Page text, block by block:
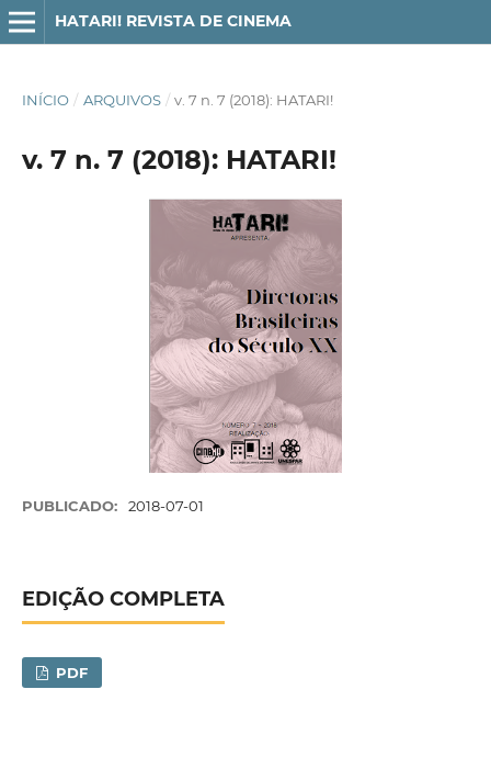
HATARI! REVISTA DE CINEMA
INÍCIO / ARQUIVOS / v. 7 n. 7 (2018): HATARI!
v. 7 n. 7 (2018): HATARI!
PUBLICADO: 2018-07-01
EDIÇÃO COMPLETA
PDF